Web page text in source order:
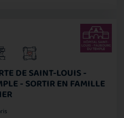
DE SAINT-LOUIS -
- SORTIR EN FAMILLE